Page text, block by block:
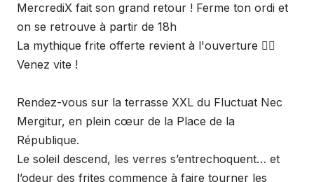
MercrediX fait son grand retour ! Ferme ton ordi et
on se retrouve à partir de 18h
La mythique frite offerte revient à l'ouverture ❤️‍🔥
Venez vite !
Rendez-vous sur la terrasse XXL du Fluctuat Nec
Mergitur, en plein cœur de la Place de la
République.
Le soleil descend, les verres s’entrechoquent… et
l’odeur des frites commence à faire tourner les